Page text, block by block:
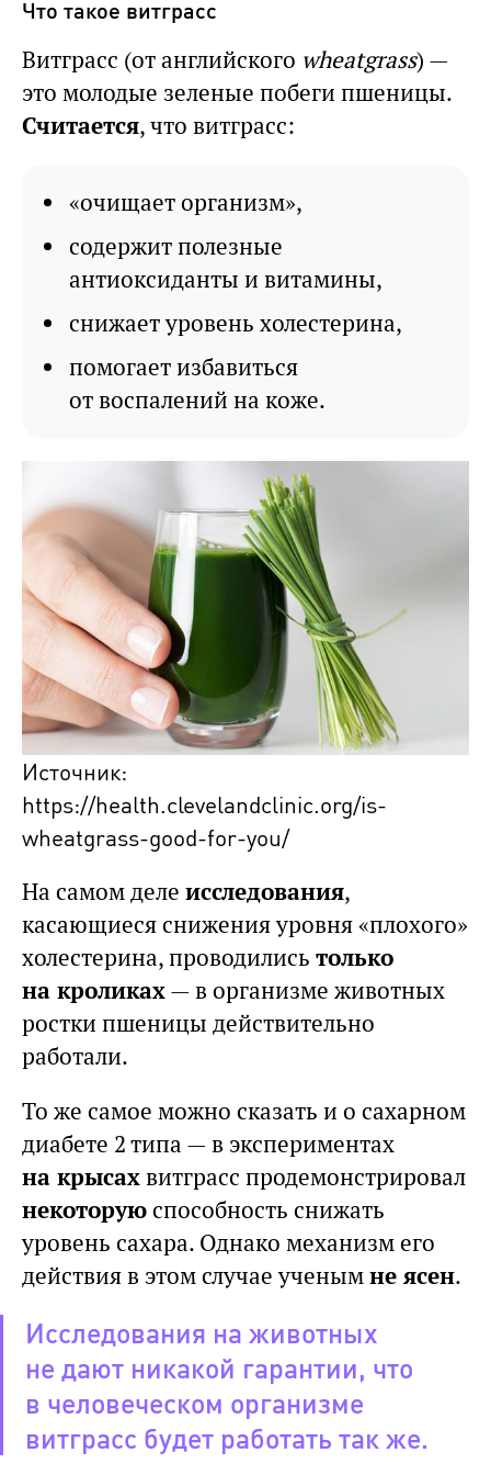
Что такое витграсс
Витграсс (от английского wheatgrass) —
это молодые зеленые побеги пшеницы.
Считается, что витграсс:
«очищает организм»,
содержит полезные
антиоксиданты и витамины,
снижает уровень холестерина,
помогает избавиться
от воспалений на коже.
Источник:
https://health.clevelandclinic.org/is-
wheatgrass-good-for-you/
На самом деле исследования,
касающиеся снижения уровня «плохого»
холестерина, проводились только
на кроликах— в организме животных
ростки пшеницы действительно
работали.
То же самое можно сказать и о сахарном
диабете 2 типа — в экспериментах
на крысахвитграсс продемонстрировал
некоторуюспособность снижать
уровень сахара. Однако механизм его
действия в этом случае ученымне ясен.
Исследования на животных
не дают никакой гарантии, что
в человеческом организме
витграсс будет работать так же.